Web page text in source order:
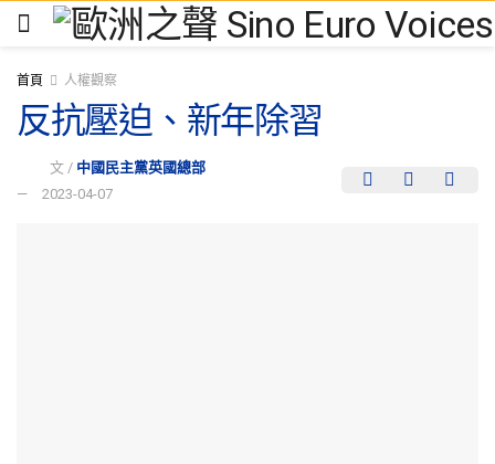
首頁 人權觀察
反抗壓迫、新年除習
文 / 中國民主黨英國總部
2023-04-07